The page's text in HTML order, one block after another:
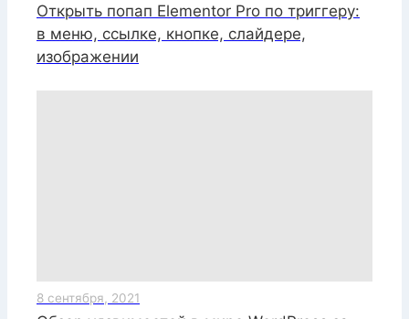
Открыть попап Elementor Pro по триггеру:
в меню, ссылке, кнопке, слайдере,
изображении
8 сентября, 2021